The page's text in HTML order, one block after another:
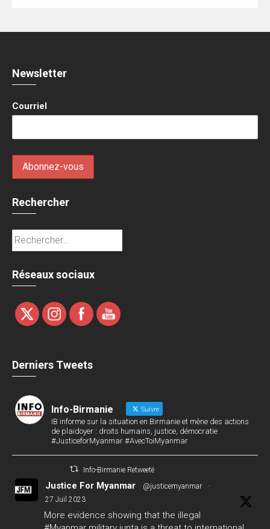
Newsletter
Courriel
Rechercher
Rechercher :
Réseaux sociaux
Derniers Tweets
Info-Birmanie Suivre
IB informe sur la situation en Birmanie et mène des actions
de plaidoyer : droits humains, justice, démocratie
#JusticeforMyanmar #AvecToiMyanmar
Info-Birmanie Retweeté
Justice For Myanmar @justicemyanmar
·
27 Juil 2023
More evidence showing that the illegal